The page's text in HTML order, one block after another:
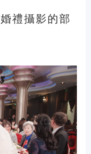
婚禮攝影的部